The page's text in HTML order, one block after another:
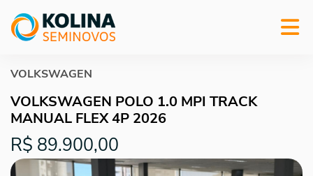
VOLKSWAGEN
VOLKSWAGEN POLO 1.0 MPI TRACK
MANUAL FLEX 4P 2026
R$ 89.900,00